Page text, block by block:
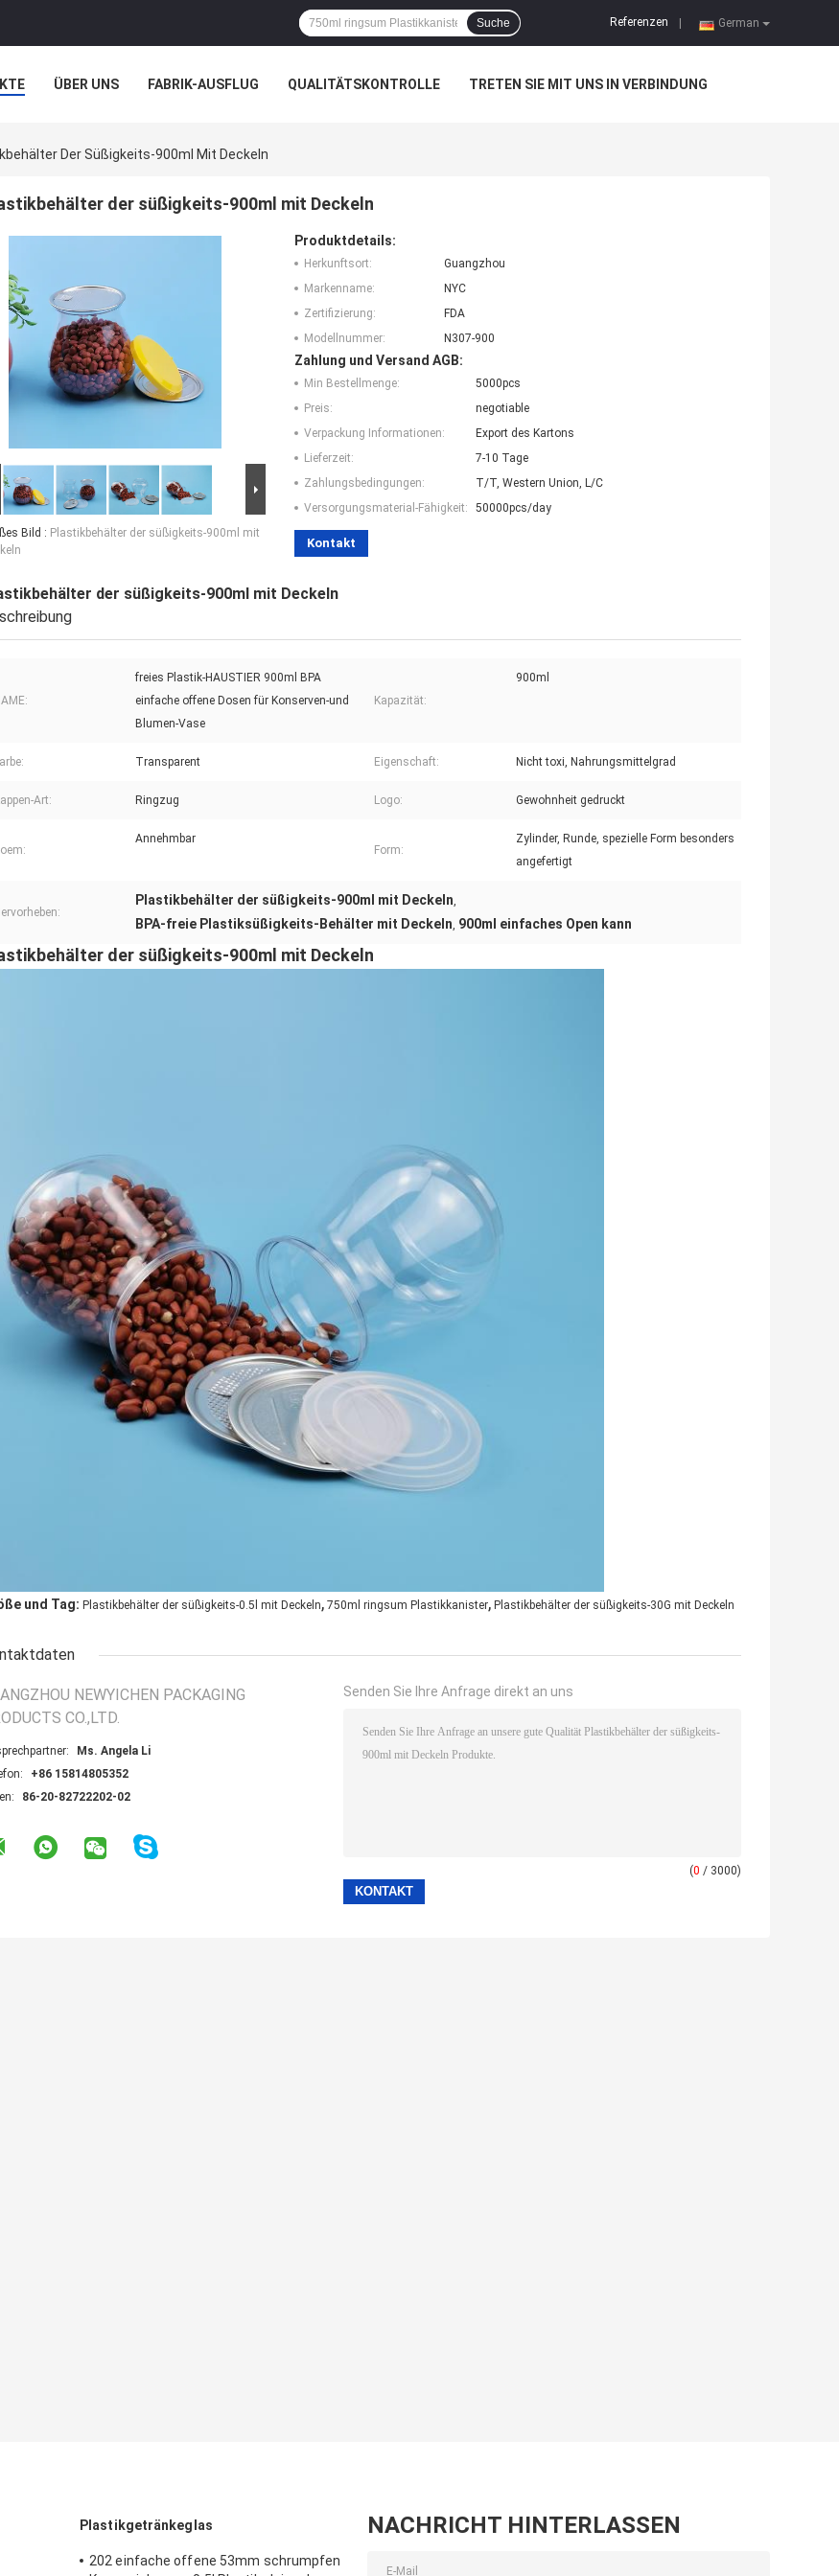
German
Referenzen
Suche
ÜBER UNS FABRIK-AUSFLUG QUALITÄTSKONTROLLE TRETEN SIE MIT UNS IN VERBINDUNG
Der Süßigkeits-900ml Mit Deckeln
der süßigkeits-900ml mit Deckeln
Bild : Plastikbehälter der süßigkeits-900ml mit
Produktdetails:
Herkunftsort:
Guangzhou
Markenname:
NYC
Zertifizierung:
FDA
Modellnummer:
N307-900
Zahlung und Versand AGB:
Min Bestellmenge:
5000pcs
Preis:
negotiable
Verpackung Informationen:
Export des Kartons
Lieferzeit:
7-10 Tage
Zahlungsbedingungen:
T/T, Western Union, L/C
Versorgungsmaterial-Fähigkeit:
50000pcs/day
Kontakt
der süßigkeits-900ml mit Deckeln
freies Plastik-HAUSTIER 900ml BPA
einfache offene Dosen für Konserven-und
Blumen-Vase
Kapazität:
900ml
Transparent Eigenschaft: Nicht toxi, Nahrungsmittelgrad
Art: Ringzug Logo: Gewohnheit gedruckt
Annehmbar
Form:
Zylinder, Runde, spezielle Form besonders
angefertigt
Plastikbehälter der süßigkeits-900ml mit Deckeln,
BPA-freie Plastiksüßigkeits-Behälter mit Deckeln, 900ml einfaches Open kann
der süßigkeits-900ml mit Deckeln
und Tag: Plastikbehälter der süßigkeits-0.5l mit Deckeln, 750ml ringsum Plastikkanister, Plastikbehälter der süßigkeits-30G mit Deckeln
NEWYICHEN PACKAGING
CO.,LTD.
Ms. Angela Li
+86 15814805352
86-20-82722202-02
Senden Sie Ihre Anfrage direkt an uns
(0 / 3000)
Plastikgetränkeglas
202 einfache offene 53mm schrumpfen
NACHRICHT HINTERLASSEN